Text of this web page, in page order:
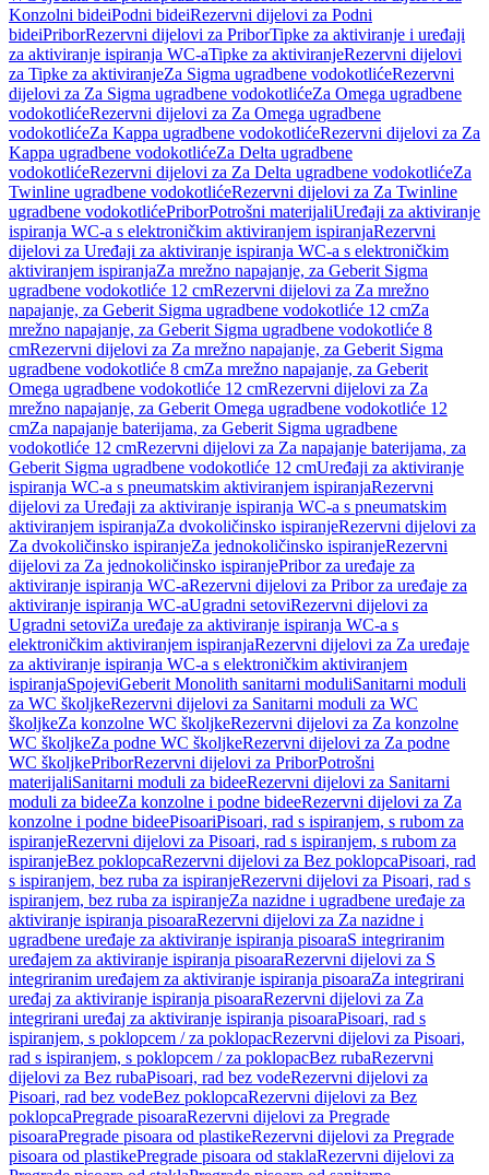
Konzolni bideiPodni bideiRezervni dijelovi za Podni
bideiPriborRezervni dijelovi za PriborTipke za aktiviranje i uređaji
za aktiviranje ispiranja WC-aTipke za aktiviranjeRezervni dijelovi
za Tipke za aktiviranjeZa Sigma ugradbene vodokotlićeRezervni
dijelovi za Za Sigma ugradbene vodokotlićeZa Omega ugradbene
vodokotlićeRezervni dijelovi za Za Omega ugradbene
vodokotlićeZa Kappa ugradbene vodokotlićeRezervni dijelovi za Za
Kappa ugradbene vodokotlićeZa Delta ugradbene
vodokotlićeRezervni dijelovi za Za Delta ugradbene vodokotlićeZa
Twinline ugradbene vodokotlićeRezervni dijelovi za Za Twinline
ugradbene vodokotlićePriborPotrošni materijaliUređaji za aktiviranje
ispiranja WC-a s elektroničkim aktiviranjem ispiranjaRezervni
dijelovi za Uređaji za aktiviranje ispiranja WC-a s elektroničkim
aktiviranjem ispiranjaZa mrežno napajanje, za Geberit Sigma
ugradbene vodokotliće 12 cmRezervni dijelovi za Za mrežno
napajanje, za Geberit Sigma ugradbene vodokotliće 12 cmZa
mrežno napajanje, za Geberit Sigma ugradbene vodokotliće 8
cmRezervni dijelovi za Za mrežno napajanje, za Geberit Sigma
ugradbene vodokotliće 8 cmZa mrežno napajanje, za Geberit
Omega ugradbene vodokotliće 12 cmRezervni dijelovi za Za
mrežno napajanje, za Geberit Omega ugradbene vodokotliće 12
cmZa napajanje baterijama, za Geberit Sigma ugradbene
vodokotliće 12 cmRezervni dijelovi za Za napajanje baterijama, za
Geberit Sigma ugradbene vodokotliće 12 cmUređaji za aktiviranje
ispiranja WC-a s pneumatskim aktiviranjem ispiranjaRezervni
dijelovi za Uređaji za aktiviranje ispiranja WC-a s pneumatskim
aktiviranjem ispiranjaZa dvokoličinsko ispiranjeRezervni dijelovi za
Za dvokoličinsko ispiranjeZa jednokoličinsko ispiranjeRezervni
dijelovi za Za jednokoličinsko ispiranjePribor za uređaje za
aktiviranje ispiranja WC-aRezervni dijelovi za Pribor za uređaje za
aktiviranje ispiranja WC-aUgradni setoviRezervni dijelovi za
Ugradni setoviZa uređaje za aktiviranje ispiranja WC-a s
elektroničkim aktiviranjem ispiranjaRezervni dijelovi za Za uređaje
za aktiviranje ispiranja WC-a s elektroničkim aktiviranjem
ispiranjaSpojeviGeberit Monolith sanitarni moduliSanitarni moduli
za WC školjkeRezervni dijelovi za Sanitarni moduli za WC
školjkeZa konzolne WC školjkeRezervni dijelovi za Za konzolne
WC školjkeZa podne WC školjkeRezervni dijelovi za Za podne
WC školjkePriborRezervni dijelovi za PriborPotrošni
materijaliSanitarni moduli za bideeRezervni dijelovi za Sanitarni
moduli za bideeZa konzolne i podne bideeRezervni dijelovi za Za
konzolne i podne bideePisoariPisoari, rad s ispiranjem, s rubom za
ispiranjeRezervni dijelovi za Pisoari, rad s ispiranjem, s rubom za
ispiranjeBez poklopcaRezervni dijelovi za Bez poklopcaPisoari, rad
s ispiranjem, bez ruba za ispiranjeRezervni dijelovi za Pisoari, rad s
ispiranjem, bez ruba za ispiranjeZa nazidne i ugradbene uređaje za
aktiviranje ispiranja pisoaraRezervni dijelovi za Za nazidne i
ugradbene uređaje za aktiviranje ispiranja pisoaraS integriranim
uređajem za aktiviranje ispiranja pisoaraRezervni dijelovi za S
integriranim uređajem za aktiviranje ispiranja pisoaraZa integrirani
uređaj za aktiviranje ispiranja pisoaraRezervni dijelovi za Za
integrirani uređaj za aktiviranje ispiranja pisoaraPisoari, rad s
ispiranjem, s poklopcem / za poklopacRezervni dijelovi za Pisoari,
rad s ispiranjem, s poklopcem / za poklopacBez rubaRezervni
dijelovi za Bez rubaPisoari, rad bez vodeRezervni dijelovi za
Pisoari, rad bez vodeBez poklopcaRezervni dijelovi za Bez
poklopcaPregrade pisoaraRezervni dijelovi za Pregrade
pisoaraPregrade pisoara od plastikeRezervni dijelovi za Pregrade
pisoara od plastikePregrade pisoara od staklaRezervni dijelovi za